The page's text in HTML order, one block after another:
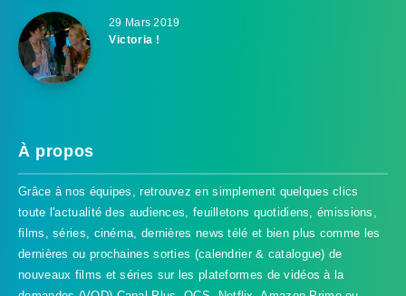
29 Mars 2019
Victoria !
À propos
Grâce à nos équipes, retrouvez en simplement quelques clics
toute l'actualité des audiences, feuilletons quotidiens, émissions,
films, séries, cinéma, dernières news télé et bien plus comme les
dernières ou prochaines sorties (calendrier & catalogue) de
nouveaux films et séries sur les plateformes de vidéos à la